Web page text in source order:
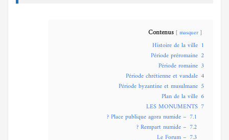
Contenus masquer
1
Histoire de la ville
2
Période préromaine
3
Période romaine
4
Période chrétienne et vandale
5
Période byzantine et musulmane
6
Plan de la ville
7
LES MONUMENTS
7.1
– Place publique agora numide ?
7.2
– Rempart numide ?